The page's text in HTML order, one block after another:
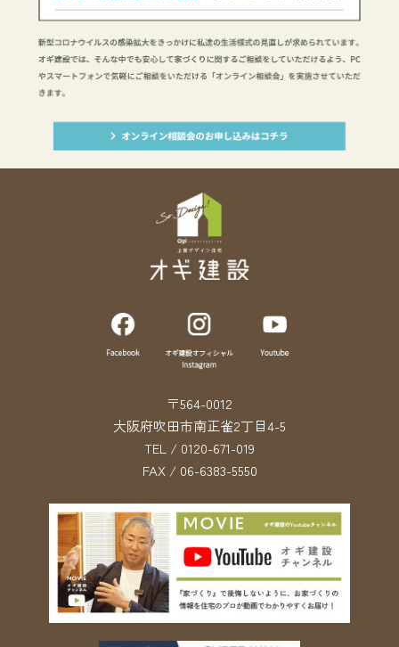
〒564-0012
大阪府吹田市南正雀2丁目4-5
TEL / 0120-671-019
FAX / 06-6383-5550